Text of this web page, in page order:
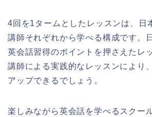
4回を1タームとしたレッスンは、日
講師それぞれから学べる構成です。
英会話習得のポイントを押さえたレ
講師による実践的なレッスンにより
アップできるでしょう。
楽しみながら英会話を学べるスクー